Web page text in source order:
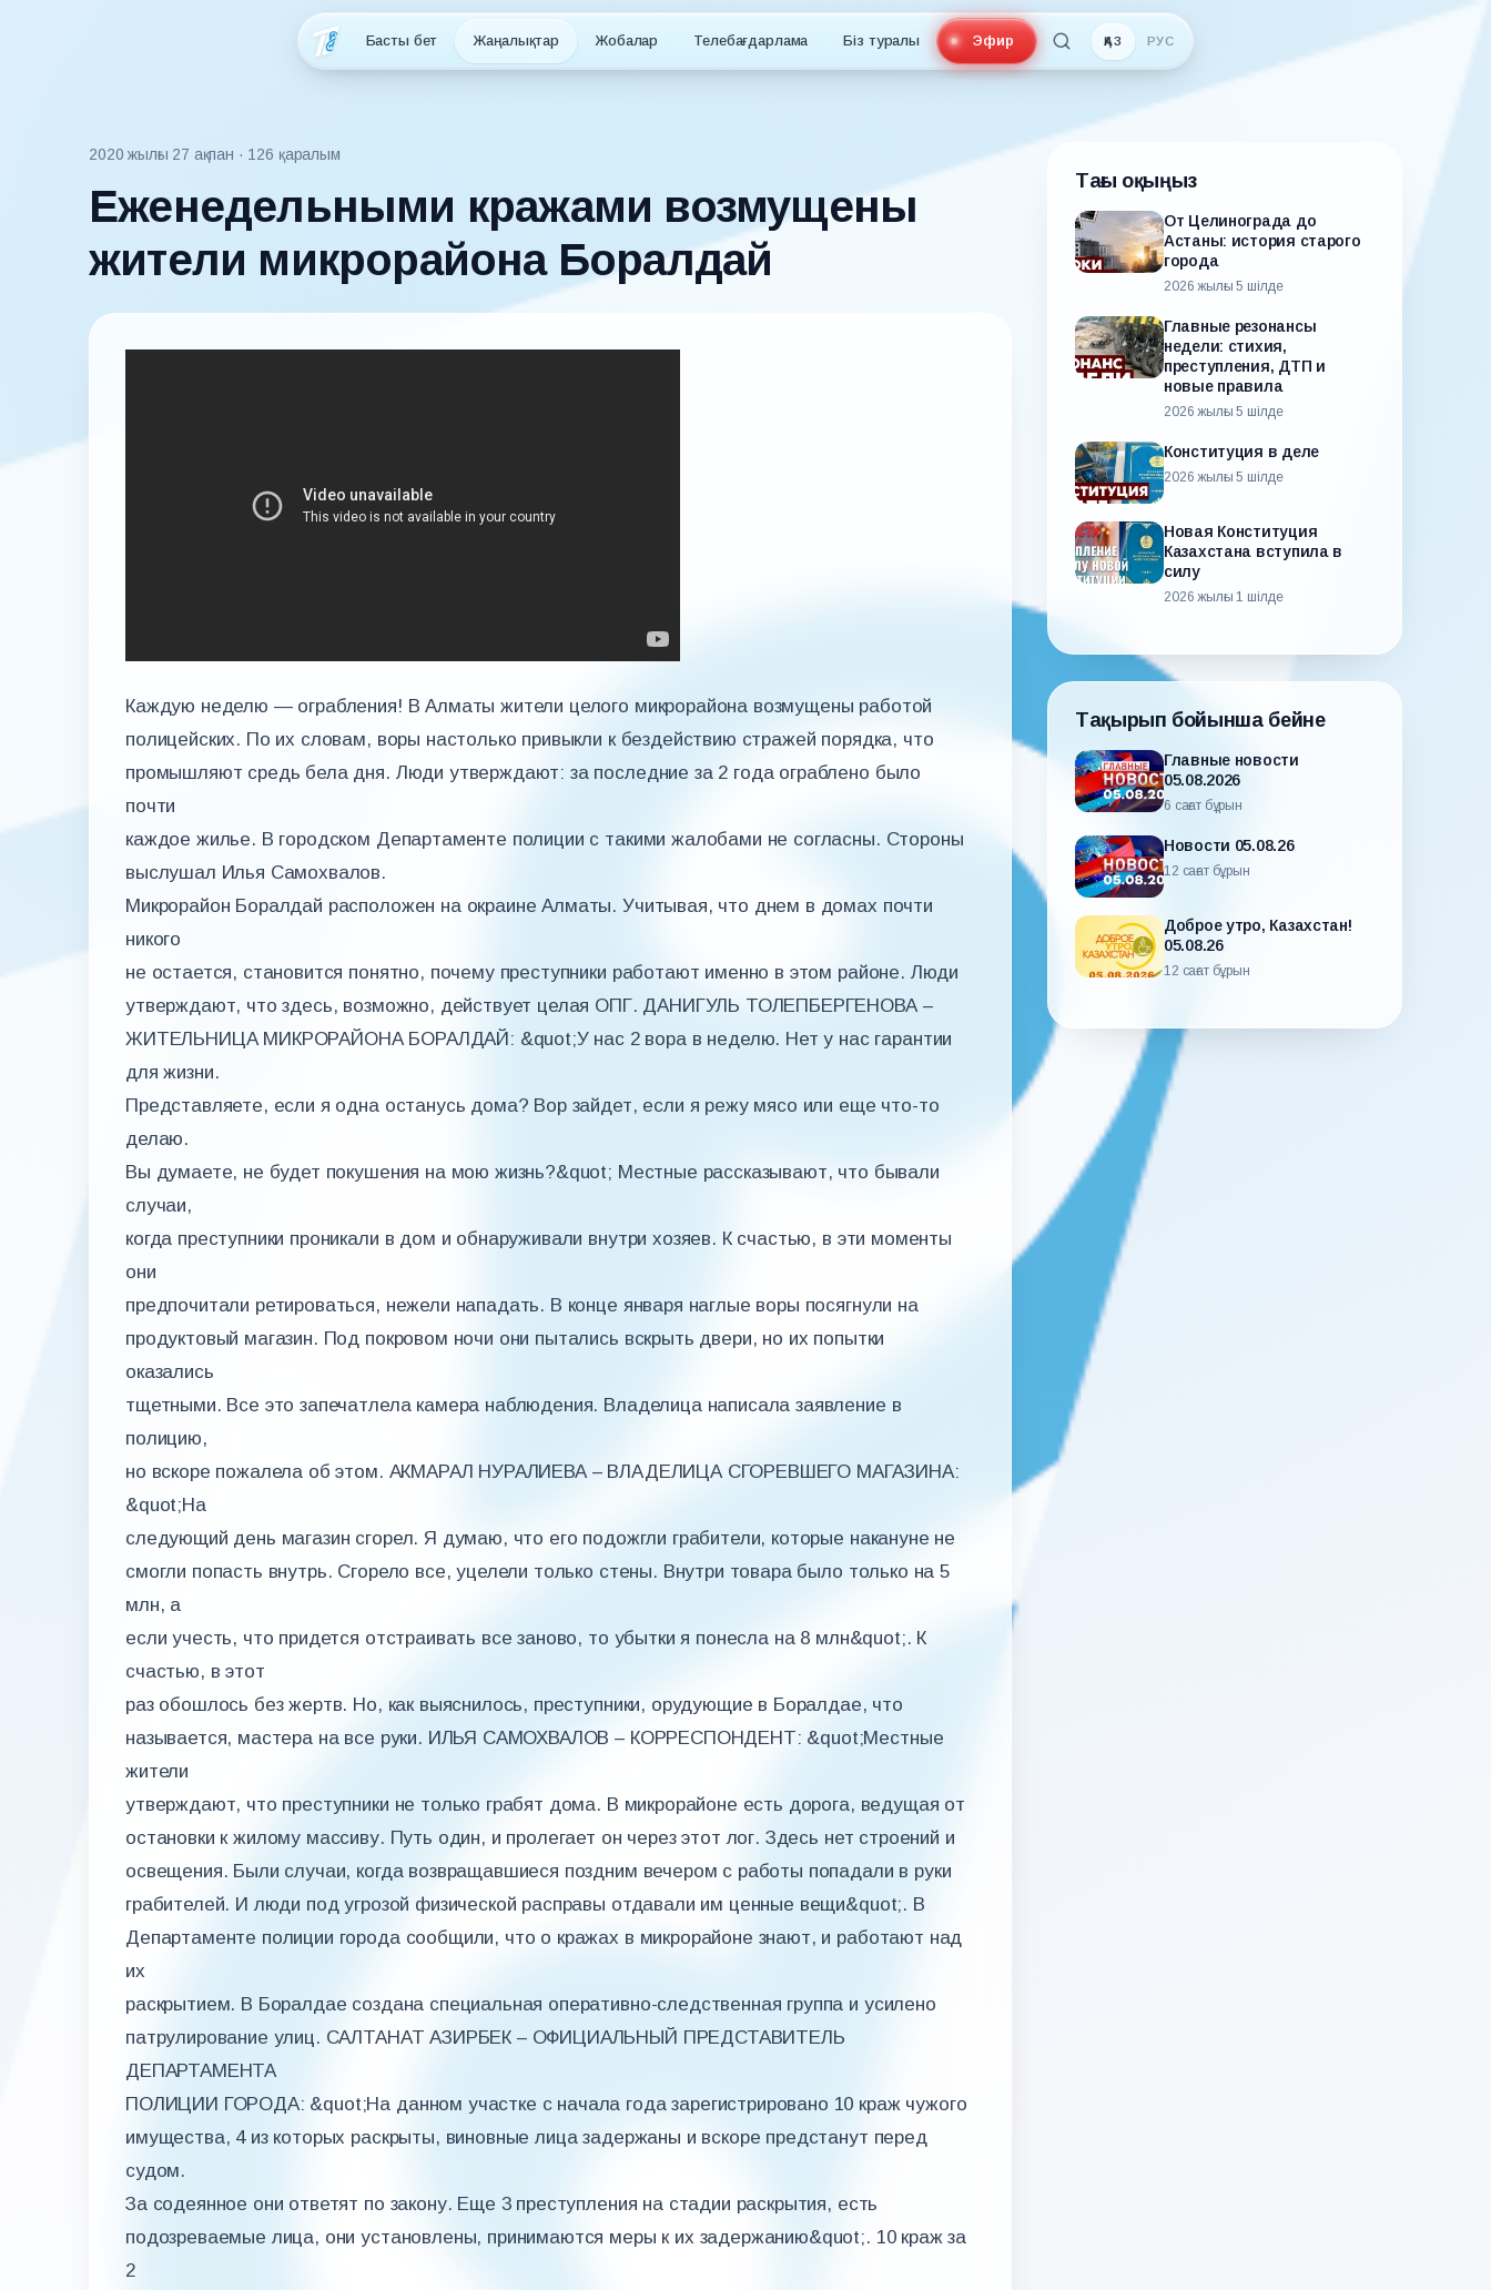
Басты бет Жаңалықтар Жобалар Телебағдарлама Біз туралы Эфир ҚАЗ РУС
2020 жылғы 27 ақпан · 126 қаралым
Еженедельными кражами возмущены
жители микрорайона Боралдай
Каждую неделю — ограбления! В Алматы жители целого микрорайона возмущены работой
полицейских. По их словам, воры настолько привыкли к бездействию стражей порядка, что
промышляют средь бела дня. Люди утверждают: за последние за 2 года ограблено было
почти
каждое жилье. В городском Департаменте полиции с такими жалобами не согласны. Стороны
выслушал Илья Самохвалов.
Микрорайон Боралдай расположен на окраине Алматы. Учитывая, что днем в домах почти
никого
не остается, становится понятно, почему преступники работают именно в этом районе. Люди
утверждают, что здесь, возможно, действует целая ОПГ. ДАНИГУЛЬ ТОЛЕПБЕРГЕНОВА –
ЖИТЕЛЬНИЦА МИКРОРАЙОНА БОРАЛДАЙ: &quot;У нас 2 вора в неделю. Нет у нас гарантии
для жизни.
Представляете, если я одна останусь дома? Вор зайдет, если я режу мясо или еще что-то
делаю.
Вы думаете, не будет покушения на мою жизнь?&quot; Местные рассказывают, что бывали
случаи,
когда преступники проникали в дом и обнаруживали внутри хозяев. К счастью, в эти моменты
они
предпочитали ретироваться, нежели нападать. В конце января наглые воры посягнули на
продуктовый магазин. Под покровом ночи они пытались вскрыть двери, но их попытки
оказались
тщетными. Все это запечатлела камера наблюдения. Владелица написала заявление в
полицию,
но вскоре пожалела об этом. АКМАРАЛ НУРАЛИЕВА – ВЛАДЕЛИЦА СГОРЕВШЕГО МАГАЗИНА:
&quot;На
следующий день магазин сгорел. Я думаю, что его подожгли грабители, которые накануне не
смогли попасть внутрь. Сгорело все, уцелели только стены. Внутри товара было только на 5
млн, а
если учесть, что придется отстраивать все заново, то убытки я понесла на 8 млн&quot;. К
счастью, в этот
раз обошлось без жертв. Но, как выяснилось, преступники, орудующие в Боралдае, что
называется, мастера на все руки. ИЛЬЯ САМОХВАЛОВ – КОРРЕСПОНДЕНТ: &quot;Местные
жители
утверждают, что преступники не только грабят дома. В микрорайоне есть дорога, ведущая от
остановки к жилому массиву. Путь один, и пролегает он через этот лог. Здесь нет строений и
освещения. Были случаи, когда возвращавшиеся поздним вечером с работы попадали в руки
грабителей. И люди под угрозой физической расправы отдавали им ценные вещи&quot;. В
Департаменте полиции города сообщили, что о кражах в микрорайоне знают, и работают над
их
раскрытием. В Боралдае создана специальная оперативно-следственная группа и усилено
патрулирование улиц. САЛТАНАТ АЗИРБЕК – ОФИЦИАЛЬНЫЙ ПРЕДСТАВИТЕЛЬ
ДЕПАРТАМЕНТА
ПОЛИЦИИ ГОРОДА: &quot;На данном участке с начала года зарегистрировано 10 краж чужого
имущества, 4 из которых раскрыты, виновные лица задержаны и вскоре предстанут перед
судом.
За содеянное они ответят по закону. Еще 3 преступления на стадии раскрытия, есть
подозреваемые лица, они установлены, принимаются меры к их задержанию&quot;. 10 краж за
2
Тағы оқыңыз
От Целинограда до
Астаны: история старого
города
2026 жылғы 5 шілде
Главные резонансы
недели: стихия,
преступления, ДТП и
новые правила
2026 жылғы 5 шілде
Конституция в деле
2026 жылғы 5 шілде
Новая Конституция
Казахстана вступила в
силу
2026 жылғы 1 шілде
Тақырып бойынша бейне
Главные новости
05.08.2026
6 сағат бұрын
Новости 05.08.26
12 сағат бұрын
Доброе утро, Казахстан!
05.08.26
12 сағат бұрын